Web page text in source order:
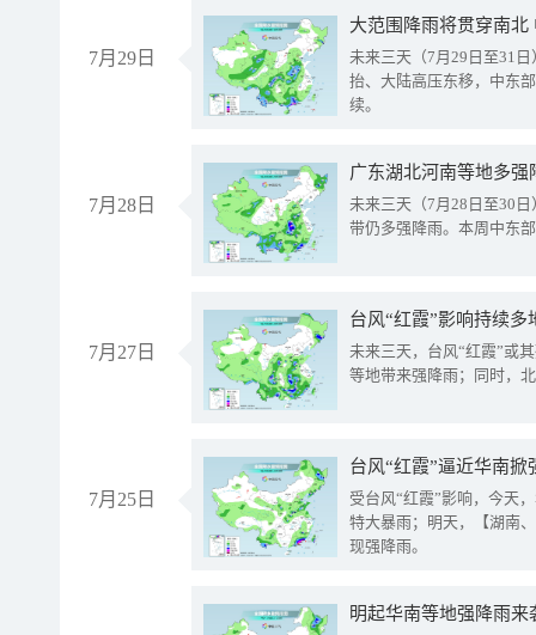
7月29日
大范围降雨将贯穿南
未来三天（7月29日至31
抬、大陆高压东移，中东
续。
7月28日
广东湖北河南等地多
未来三天（7月28日至30
带仍多强降雨。本周中东
7月27日
台风“红霞”影响持续
未来三天，台风“红霞”或
等地带来强降雨；同时，
7月25日
台风“红霞”逼近华南
受台风“红霞”影响，今天
特大暴雨；明天，【湖南
现强降雨。
明起华南等地强降雨